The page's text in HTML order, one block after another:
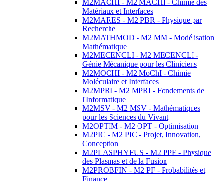
M2MACHI - M2 MACHI - Chimie des
Matériaux et Interfaces
M2MARES - M2 PBR - Physique par
Recherche
M2MATHMOD - M2 MM - Modélisation
Mathématique
M2MECENCLI - M2 MECENCLI -
Génie Mécanique pour les Cliniciens
M2MOCHI - M2 MoChI - Chimie
Moléculaire et Interfaces
M2MPRI - M2 MPRI - Fondements de
l'Informatique
M2MSV - M2 MSV - Mathématiques
pour les Sciences du Vivant
M2OPTIM - M2 OPT - Optimisation
M2PIC - M2 PIC - Projet, Innovation,
Conception
M2PLASPHYFUS - M2 PPF - Physique
des Plasmas et de la Fusion
M2PROBFIN - M2 PF - Probabilités et
Finance